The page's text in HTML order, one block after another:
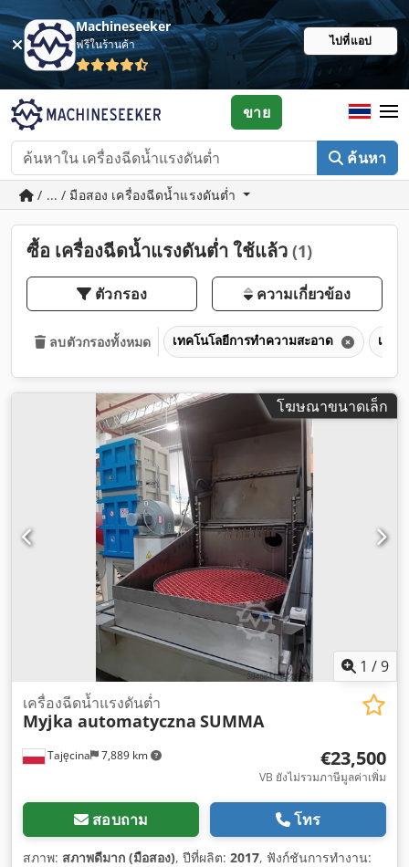
Machineseeker
ฟรีในร้านค้า ไปที่แอป
ค้นหา
ขาย
/ ... / มือสอง เครื่องฉีดน้ำแรงดันต่ำ
ซื้อ เครื่องฉีดน้ำแรงดันต่ำ ใช้แล้ว (1)
ตัวกรอง ความเกี่ยวข้อง
ลบตัวกรองทั้งหมด เทคโนโลยีการทำความสะอาด เครื่
โฆษณาขนาดเล็ก
1 /9
Tajęcina 7,889 km
เครื่องฉีดน้ำแรงดันต่ำ
Myjka automatyczna SUMMA
€23,500
VB ยังไม่รวมภาษีมูลค่าเพิ่ม
สอบถาม โทร
สภาพ: สภาพดีมาก (มือสอง), ปีที่ผลิต: 2017, ฟังก์ชันการทำงาน: